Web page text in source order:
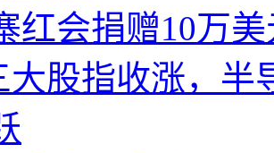
红会捐赠10万
大股指收涨，半